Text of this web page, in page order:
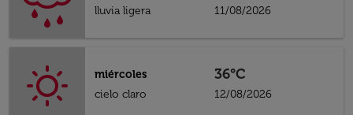
lluvia ligera
11/08/2026
miércoles
cielo claro
36°C
12/08/2026